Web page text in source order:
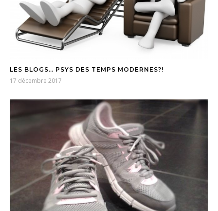
LES BLOGS… PSYS DES TEMPS MODERNES?!
17 décembre 2017